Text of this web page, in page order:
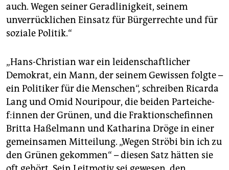
auch. Wegen seiner Geradlinigkeit, seinem
unverrücklichen Einsatz für Bürgerrechte und für
soziale Politik.“
„Hans-Christian war ein leidenschaftlicher
Demokrat, ein Mann, der seinem Gewissen folgte –
ein Politiker für die Menschen“, schreiben Ricarda
Lang und Omid Nouripour, die beiden Par­tei­che­
f:in­nen der Grünen, und die Fraktionschefinnen
Britta Haßelmann und Katharina Dröge in einer
gemeinsamen Mitteilung. „Wegen Ströbi bin ich zu
den Grünen gekommen“ – diesen Satz hätten sie